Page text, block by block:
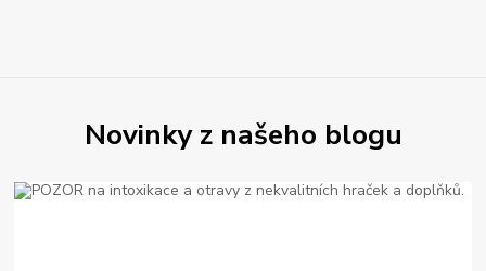
Novinky z našeho blogu